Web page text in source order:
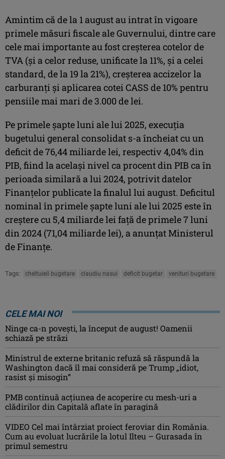
Amintim că de la 1 august au intrat în vigoare
primele măsuri fiscale ale Guvernului, dintre care
cele mai importante au fost creșterea cotelor de
TVA (și a celor reduse, unificate la 11%, și a celei
standard, de la 19 la 21%), creșterea accizelor la
carburanți și aplicarea cotei CASS de 10% pentru
pensiile mai mari de 3.000 de lei.
Pe primele șapte luni ale lui 2025, execuţia
bugetului general consolidat s-a încheiat cu un
deficit de 76,44 miliarde lei, respectiv 4,04% din
PIB, fiind la acelaşi nivel ca procent din PIB ca în
perioada similară a lui 2024, potrivit datelor
Finanțelor publicate la finalul lui august. Deficitul
nominal în primele șapte luni ale lui 2025 este în
creștere cu 5,4 miliarde lei faţă de primele 7 luni
din 2024 (71,04 miliarde lei), a anunțat Ministerul
de Finanţe.
Tags: cheltuieli bugetare claudiu nasui deficit bugetar venituri bugetare
CELE MAI NOI
Ninge ca-n povești, la început de august! Oamenii
schiază pe străzi
Ministrul de externe britanic refuză să răspundă la
Washington dacă îl mai consideră pe Trump „idiot,
rasist şi misogin”
PMB continuă acțiunea de acoperire cu mesh-uri a
clădirilor din Capitală aflate în paragină
VIDEO Cel mai întârziat proiect feroviar din România.
Cum au evoluat lucrările la lotul Ilteu – Gurasada în
primul semestru